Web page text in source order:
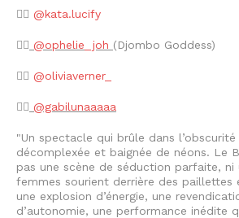
❤️‍🔥 @kata.lucify
❤️‍🔥 @ophelie_joh (Djombo Goddess)
❤️‍🔥 @oliviaverner_
❤️‍🔥 @gabilunaaaaa
"Un spectacle qui brûle dans l’obscurité
décomplexée et baignée de néons. Le
pas une scène de séduction parfaite, ni
femmes sourient derrière des paillettes
une explosion d’énergie, une
d’autonomie, une performance inédite